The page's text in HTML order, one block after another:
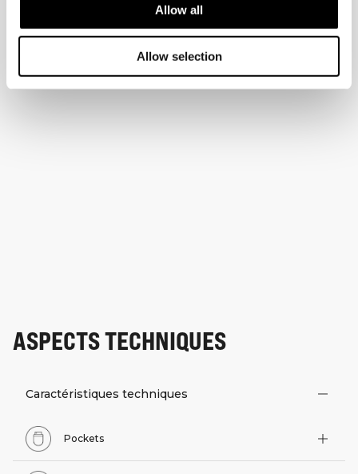
Allow all
Allow selection
ASPECTS TECHNIQUES
Caractéristiques techniques
Pockets